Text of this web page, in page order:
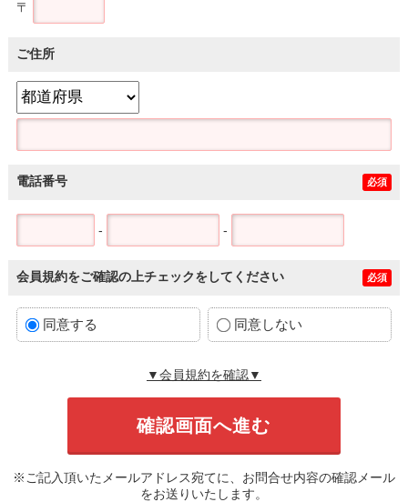
〒
ご住所
電話番号 必須
- -
会員規約をご確認の上チェックをしてください 必須
同意する 同意しない
▼会員規約を確認▼
※ご記入頂いたメールアドレス宛てに、お問合せ内容の確認メール
をお送りいたします。